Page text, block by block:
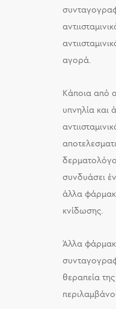
αγορά.
Κάποια από
υπνηλία και
συνδυάσει
άλλα
κνίδωσης.
Άλλα
θεραπεία